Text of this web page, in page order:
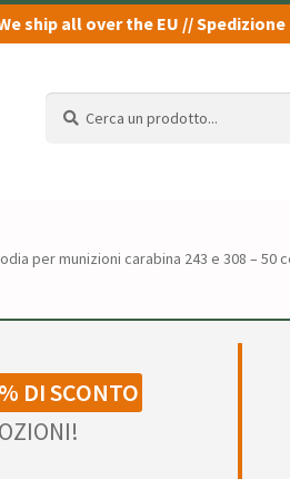
ship all over the EU //
per munizioni carabina 243 e 308 – 50
DI SCONTO